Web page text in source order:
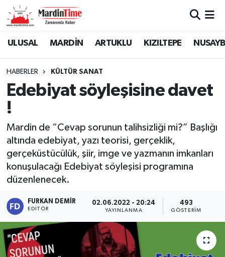
ULUSAL MARDİN ARTUKLU KIZILTEPE
HABERLER KÜLTÜR SANAT
Edebiyat söyleşisine davet
!
Mardin de “Cevap sorunun talihsizliği mi?” Başlığı
altında edebiyat, yazı teorisi, gerçeklik,
gerçeküstücülük, şiir, imge ve yazmanın imkanları
konuşulacağı Edebiyat söyleşisi programına
düzenlenecek.
FURKAN DEMIR
EDITÖR
02.06.2022 - 20:24
YAYINLANMA
493
GÖSTERIM
Mardin Nöbetçi Eczaneler
Mardin Namaz Vakitleri
Süper Lig Puan Durumu ve Fikstür
Tüm Manşetler